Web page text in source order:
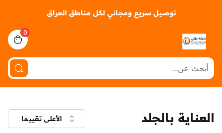
توصيل سريع ومجاني لكل مناطق العراق
0
bag
العناية بالجلد الأعلى تقييما